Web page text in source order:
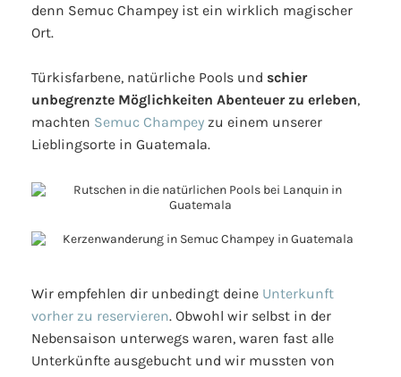
denn Semuc Champey ist ein wirklich magischer
Ort.
Türkisfarbene, natürliche Pools und schier
unbegrenzte Möglichkeiten Abenteuer zu erleben,
machten Semuc Champey zu einem unserer
Lieblingsorte in Guatemala.
Wir empfehlen dir unbedingt deine Unterkunft
vorher zu reservieren. Obwohl wir selbst in der
Nebensaison unterwegs waren, waren fast alle
Unterkünfte ausgebucht und wir mussten von